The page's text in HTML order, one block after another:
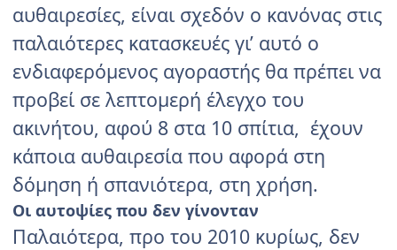
αυθαιρεσίες, είναι σχεδόν ο κανόνας στις
παλαιότερες κατασκευές γι’ αυτό ο
ενδιαφερόμενος αγοραστής θα πρέπει να
προβεί σε λεπτομερή έλεγχο του
ακινήτου, αφού 8 στα 10 σπίτια, έχουν
κάποια αυθαιρεσία που αφορά στη
δόμηση ή σπανιότερα, στη χρήση.
Οι αυτοψίες που δεν γίνονταν
Παλαιότερα, προ του 2010 κυρίως, δεν